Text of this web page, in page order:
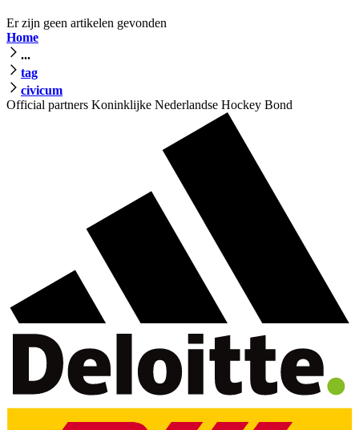
Er zijn geen artikelen gevonden
Home
...
tag
civicum
Official partners Koninklijke Nederlandse Hockey Bond